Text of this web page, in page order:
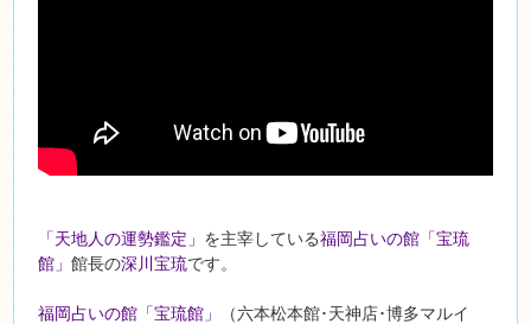
「天地人の運勢鑑定」 を主宰している福岡占いの館「宝琉
館」館長の深川宝琉です。
福岡占いの館「宝琉館」
（六本松本館･天神店･博多マルイ